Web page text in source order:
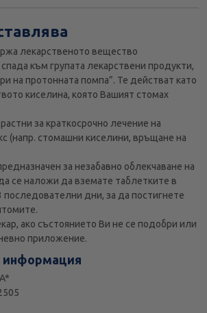
лекарственото вещество
към групата лекарствени продукти,
на протонната помпа”. Те действат като
киселина, която Вашият стомах
за краткосрочно лечение на
(напр. стомашни киселини, връщане на
за незабавно облекчаване на
се наложи да вземате таблетките в
дни, за да постигнете
ако състоянието Ви не се подобри или
приложение.
информация